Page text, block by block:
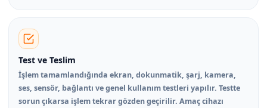
Test ve Teslim
İşlem tamamlandığında ekran, dokunmatik, şarj, kamera,
ses, sensör, bağlantı ve genel kullanım testleri yapılır. Testte
sorun çıkarsa işlem tekrar gözden geçirilir. Amaç cihazı